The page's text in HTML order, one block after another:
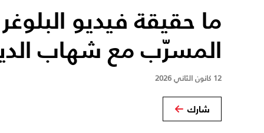
ما حقيقة فيديو
المسرّب مع شهاب
12 كانون الثاني 2026
شارك